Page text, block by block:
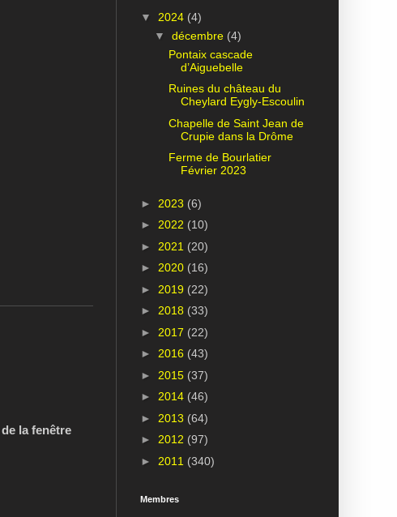
la fenêtre
▼ 2024 (4)
▼ décembre (4)
Pontaix cascade
d’Aiguebelle
Ruines du château du
Cheylard Eygly-Escoulin
Chapelle de Saint Jean de
Crupie dans la Drôme
Ferme de Bourlatier
Février 2023
► 2023 (6)
► 2022 (10)
► 2021 (20)
► 2020 (16)
► 2019 (22)
► 2018 (33)
► 2017 (22)
► 2016 (43)
► 2015 (37)
► 2014 (46)
► 2013 (64)
► 2012 (97)
► 2011 (340)
Membres